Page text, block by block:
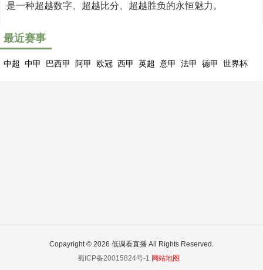
是一种超越数字、超越比分、超越胜负的永恒魅力。
最近赛事
中超 中甲 巴西甲 阿甲 欧冠 西甲 英超 意甲 法甲 德甲 世界杯
Copayright © 2026 低调看直播 All Rights Reserved.
蜀ICP备20015824号-1 网站地图